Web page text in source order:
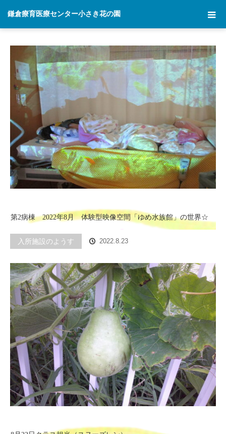
鎌倉療育医療センター小さき花の園
2022年 8月 23日
第2病棟 2022年8月 体験型映像空間「ゆめ水族館」の世界☆
入所施設のようす 2022.8.23